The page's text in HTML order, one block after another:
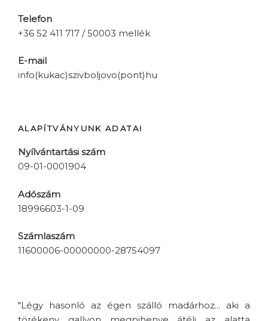
Telefon
+36 52 411 717 / 50003 mellék
E-mail
info(kukac)szivboljovo(pont)hu
ALAPÍTVÁNYUNK ADATAI
Nyílvántartási szám
09-01-0001904
Adószám
18996603-1-09
Számlaszám
11600006-00000000-28754097
"Légy hasonló az égen szálló madárhoz... aki a